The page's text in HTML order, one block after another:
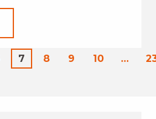
7 8 9 10 …